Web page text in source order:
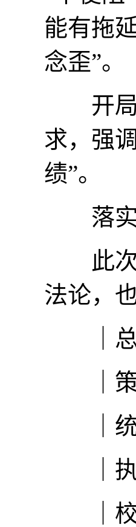
能有拖
念歪”。
开局
求，强
绩”。
落实
此次
法论，
｜
｜策
｜统
｜执
｜校